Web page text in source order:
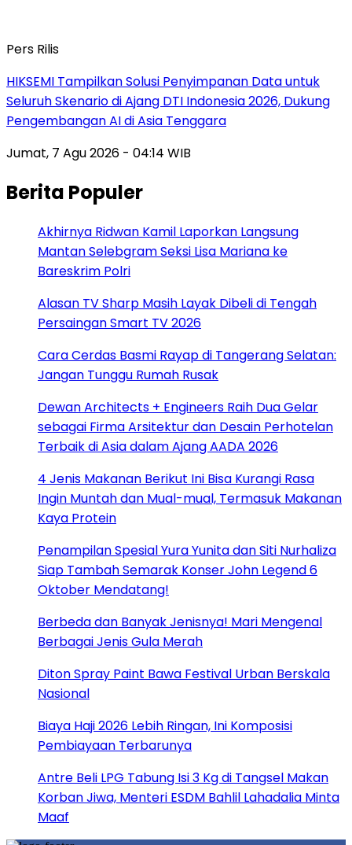
Pers Rilis
HIKSEMI Tampilkan Solusi Penyimpanan Data untuk
Seluruh Skenario di Ajang DTI Indonesia 2026, Dukung
Pengembangan AI di Asia Tenggara
Jumat, 7 Agu 2026 - 04:14 WIB
Berita Populer
Akhirnya Ridwan Kamil Laporkan Langsung
Mantan Selebgram Seksi Lisa Mariana ke
Bareskrim Polri
Alasan TV Sharp Masih Layak Dibeli di Tengah
Persaingan Smart TV 2026
Cara Cerdas Basmi Rayap di Tangerang Selatan:
Jangan Tunggu Rumah Rusak
Dewan Architects + Engineers Raih Dua Gelar
sebagai Firma Arsitektur dan Desain Perhotelan
Terbaik di Asia dalam Ajang AADA 2026
4 Jenis Makanan Berikut Ini Bisa Kurangi Rasa
Ingin Muntah dan Mual-mual, Termasuk Makanan
Kaya Protein
Penampilan Spesial Yura Yunita dan Siti Nurhaliza
Siap Tambah Semarak Konser John Legend 6
Oktober Mendatang!
Berbeda dan Banyak Jenisnya! Mari Mengenal
Berbagai Jenis Gula Merah
Diton Spray Paint Bawa Festival Urban Berskala
Nasional
Biaya Haji 2026 Lebih Ringan, Ini Komposisi
Pembiayaan Terbarunya
Antre Beli LPG Tabung Isi 3 Kg di Tangsel Makan
Korban Jiwa, Menteri ESDM Bahlil Lahadalia Minta
Maaf